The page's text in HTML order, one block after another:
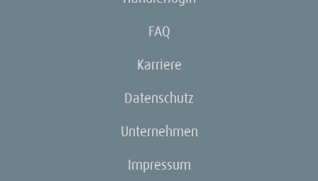
FAQ
Karriere
Datenschutz
Unternehmen
Impressum